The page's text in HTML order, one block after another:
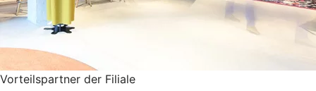
Vorteilspartner der Filiale